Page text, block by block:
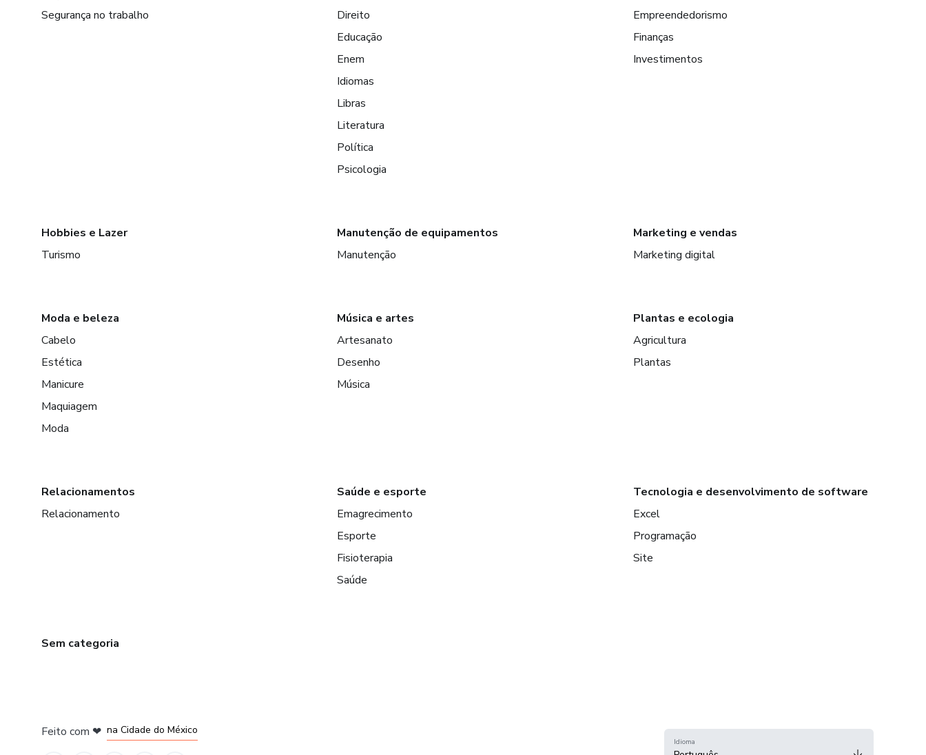
Segurança no trabalho
Direito
Educação
Enem
Idiomas
Libras
Literatura
Política
Psicologia
Empreendedorismo
Finanças
Investimentos
Hobbies e Lazer
Turismo
Manutenção de equipamentos
Manutenção
Marketing e vendas
Marketing digital
Moda e beleza
Cabelo
Estética
Manicure
Maquiagem
Moda
Música e artes
Artesanato
Desenho
Música
Plantas e ecologia
Agricultura
Plantas
Relacionamentos
Relacionamento
Saúde e esporte
Emagrecimento
Esporte
Fisioterapia
Saúde
Tecnologia e desenvolvimento de software
Excel
Programação
Site
Sem categoria
Feito com ❤ na Cidade do México
Idioma